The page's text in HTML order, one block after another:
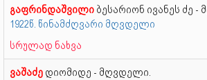
გაფრინდაშვილი ბესარიონ ივანეს ძე
1922წ. წინამძღვარი მღვდელი
სრულად ნახვა
ვაშაძე დიომიდე - მღვდელი.